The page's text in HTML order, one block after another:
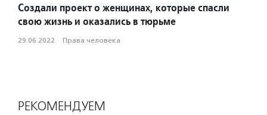
Создали проект о женщинах, которые спасли
свою жизнь и оказались в тюрьме
29.06.2022 · Права человека
РЕКОМЕНДУЕМ